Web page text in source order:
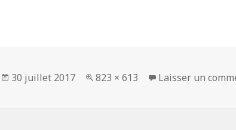
Publié
30 juillet 2017
Taille
823 × 613 Laisser un